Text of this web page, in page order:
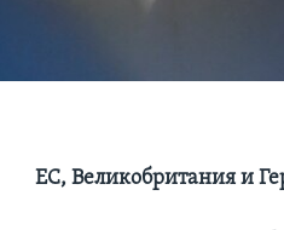
ЕС, Великобритания и